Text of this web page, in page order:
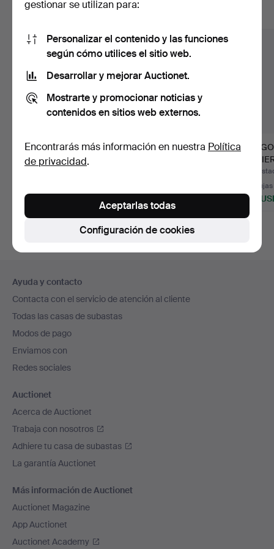
CUCHILLERÍA. 131
partes, "Olga", alpaca,
528 USD
CUCHILLERÍA. Nils
22 pujas
276
en
el
pie
de
página
Ayuda y contacto
Contacta con el servicio de atención al cliente
Todas las casas de subastas
Modos de pago
Enviamos con
Redes sociales
Auctionet
Acerca de Auctionet
Trabaja con nosotros
Adhiere tu casa de subastas
La garantía Auctionet
Más información de Auctionet
Auctionet Magazine
App Auctionet
Auctionet Academy
gestionar se utilizan para:
Personalizar el contenido y las funciones
según cómo utilices el sitio web.
Desarrollar y mejorar Auctionet.
Mostrarte y promocionar noticias y
contenidos en sitios web externos.
Encontrarás más información en nuestra Política
de privacidad.
Configuración de cookies
Aceptarlas todas